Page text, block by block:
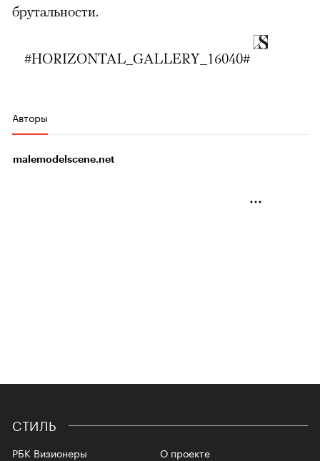
брутальности.
#HORIZONTAL_GALLERY_16040#
Авторы
malemodelscene.net
СТИЛЬ
РБК Визионеры
О проекте